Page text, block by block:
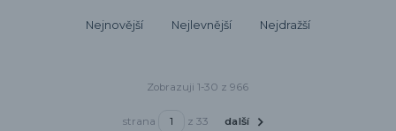
Nejnovější Nejlevnější Nejdražší
Zobrazuji 1-30 z 966
strana z 33 další